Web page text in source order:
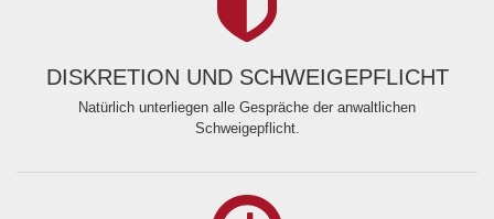
DISKRETION UND SCHWEIGEPFLICHT
Natürlich unterliegen alle Gespräche der anwaltlichen
Schweigepflicht.